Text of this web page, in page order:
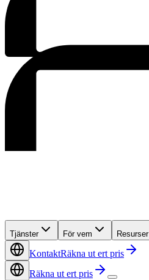
Tjänster För vem Resurser
KontaktRäkna ut ert pris
Räkna ut ert pris